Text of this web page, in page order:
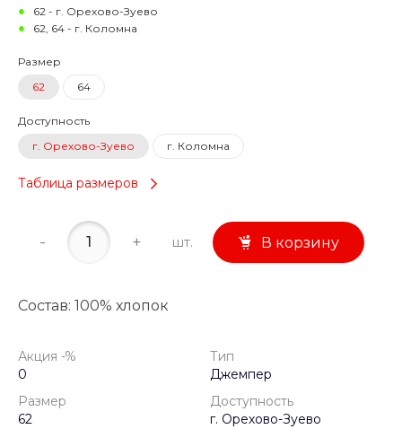
62 - г. Орехово-Зуево
62, 64 - г. Коломна
Размер
62
64
Доступность
г. Орехово-Зуево
г. Коломна
Таблица размеров
- + шт. В корзину
Состав: 100% хлопок
Акция -%
0
Тип
Джемпер
Размер
62
Доступность
г. Орехово-Зуево